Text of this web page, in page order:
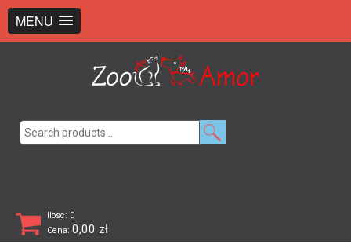
MENU
Ilosc: 0
Cena: 0,00 zł